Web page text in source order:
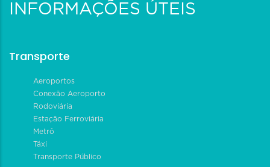
INFORMAÇÕES ÚTEIS
Transporte
Aeroportos
Conexão Aeroporto
Rodoviária
Estação Ferroviária
Metrô
Táxi
Transporte Público